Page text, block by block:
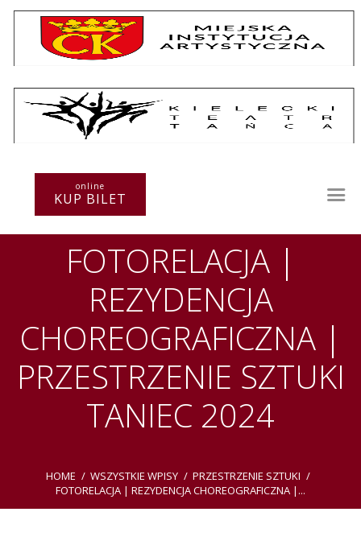
online
KUP BILET
FOTORELACJA |
REZYDENCJA
CHOREOGRAFICZNA |
PRZESTRZENIE SZTUKI
TANIEC 2024
HOME WSZYSTKIE WPISY
PRZESTRZENIE SZTUKI
FOTORELACJA | REZYDENCJA CHOREOGRAFICZNA |...
Repertuar
Teatr / Zespół
Przestrzenie Sztuki
Festiwal
Kurs instruktorski
Sprawozdania